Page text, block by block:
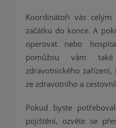
Koordinátoři vás
začátku do konce. A
operovat nebo
pomůžou vám
zdravotnického
ze zdravotního a
Pokud byste
pojištění, ozvěte se